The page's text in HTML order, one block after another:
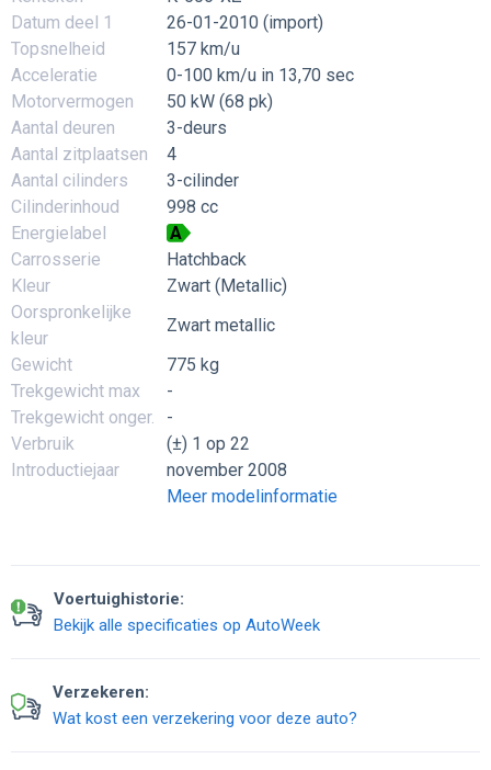
Datum deel 1
26-01-2010 (import)
Topsnelheid
157 km/u
Acceleratie
0-100 km/u in 13,70 sec
Motorvermogen
50 kW (68 pk)
Aantal deuren
3-deurs
Aantal zitplaatsen
4
Aantal cilinders
3-cilinder
Cilinderinhoud
998 cc
Energielabel
A
Carrosserie
Hatchback
Kleur
Zwart (Metallic)
Oorspronkelijke
kleur
Zwart metallic
Gewicht
775 kg
Trekgewicht max
-
Trekgewicht onger.
-
Verbruik
(±) 1 op 22
Introductiejaar
november 2008
Meer modelinformatie
Voertuighistorie:
Bekijk alle specificaties op AutoWeek
Verzekeren:
Wat kost een verzekering voor deze auto?